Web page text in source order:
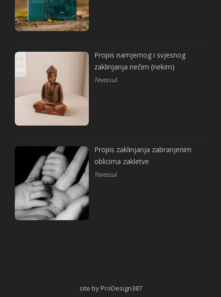
Propis namjernog i svjesnog
zaklinjanja nečim (nekim)
Tevessul
Propis zaklinjanja zabranjenim
oblicima zakletve
Tevessul
site by ProDesign387